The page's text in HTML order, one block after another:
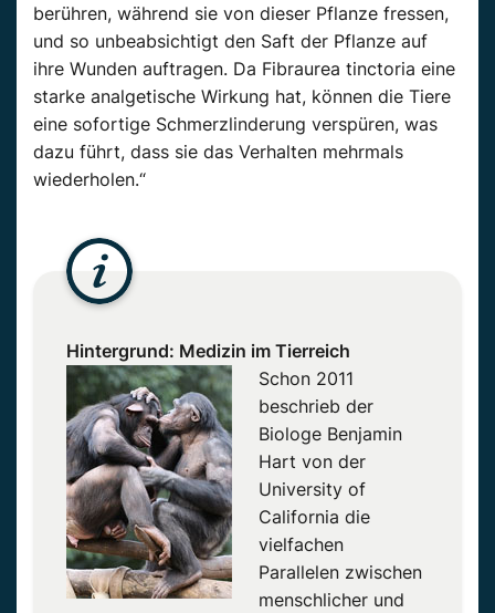
berühren, während sie von dieser Pflanze fressen,
und so unbeabsichtigt den Saft der Pflanze auf
ihre Wunden auftragen. Da Fibraurea tinctoria eine
starke analgetische Wirkung hat, können die Tiere
eine sofortige Schmerzlinderung verspüren, was
dazu führt, dass sie das Verhalten mehrmals
wiederholen.“
Hintergrund: Medizin im Tierreich
Schon 2011
beschrieb der
Biologe Benjamin
Hart von der
University of
California die
vielfachen
Parallelen zwischen
menschlicher und